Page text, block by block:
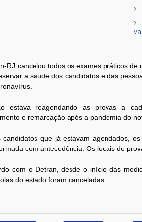
RJ cancelou todos os exames práticos
a saúde dos candidatos e das
estava reagendando as provas a
e remarcação após a pandemia do
candidatos que já estavam agendados,
com antecedência. Os locais de
com o Detran, desde o início das
do estado foram canceladas.